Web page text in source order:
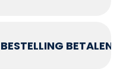
BETALEN?